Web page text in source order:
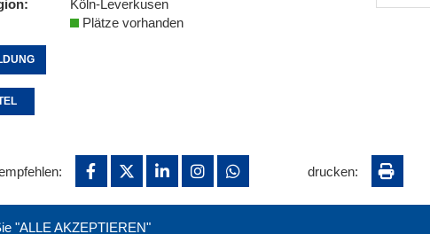
Köln-Leverkusen
Plätze vorhanden
"ALLE AKZEPTIEREN"
drucken: